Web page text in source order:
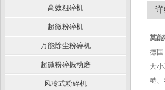
高效粗碎机
超微粉碎机
万能除尘粉碎机
超微粉碎振动磨
风冷式粉碎机
详
莫
德国
大
糙